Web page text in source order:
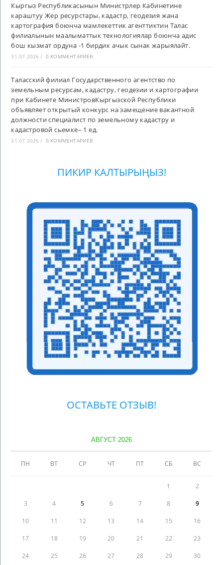
Кыргыз Республикасынын Министрлер Кабинетине
караштуу Жер ресурстары, кадастр, геодезия жана
картография боюнча мамлекеттик агенттиктин Талас
филиалынын маалыматтык технологиялар боюнча адис
бош кызмат ордуна -1 бирдик ачык сынак жарыялайт.
31.07.2026 / 0 КОММЕНТАРИЕВ
Таласский филиал Государственного агентство по
земельным ресурсам, кадастру, геодезии и картографии
при Кабинете МинистровКыргызской Республики
объявляет открытый конкурс на замещение вакантной
должности специалист по земельному кадастру и
кадастровой сьемке– 1 ед.
31.07.2026 / 0 КОММЕНТАРИЕВ
ПИКИР КАЛТЫРЫҢЫЗ!
ОСТАВЬТЕ ОТЗЫВ!
АВГУСТ 2026
ПН ВТ СР ЧТ ПТ СБ ВС
1 2
3 4 5 6 7 8 9
10 11 12 13 14 15 16
17 18 19 20 21 22 23
24 25 26 27 28 29 30